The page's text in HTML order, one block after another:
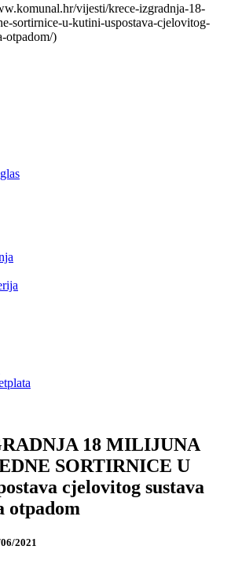
vijesti/krece-izgradnja-18-
sortirnice-u-kutini-uspostava-cjelovitog-
otpadom/)
18 MILIJUNA
SORTIRNICE U
cjelovitog sustava
otpadom
2021